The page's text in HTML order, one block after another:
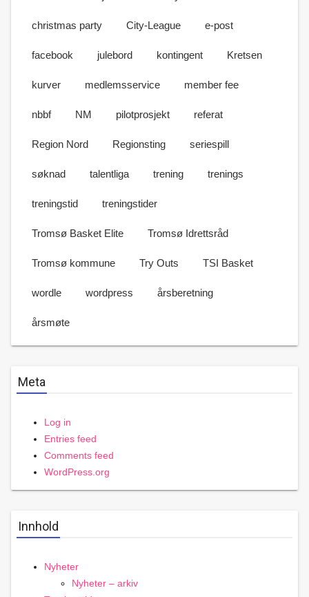
christmas party City-League e-post
facebook julebord kontingent Kretsen
kurver medlemsservice member fee
nbbf NM pilotprosjekt referat
Region Nord Regionsting seriespill
søknad talentliga trening trenings
treningstid treningstider
Tromsø Basket Elite Tromsø Idrettsråd
Tromsø kommune Try Outs TSI Basket
wordle wordpress årsberetning
årsmøte
Meta
Log in
Entries feed
Comments feed
WordPress.org
Innhold
Nyheter
Nyheter – arkiv